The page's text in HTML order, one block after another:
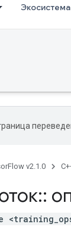
Экосистема
v2.1.0
::